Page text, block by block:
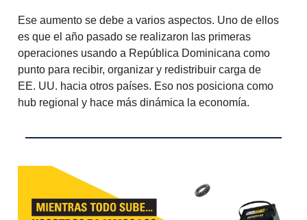
Ese aumento se debe a varios aspectos. Uno de ellos
es que el año pasado se realizaron las primeras
operaciones usando a República Dominicana como
punto para recibir, organizar y redistribuir carga de
EE. UU. hacia otros países. Eso nos posiciona como
hub regional y hace más dinámica la economía.